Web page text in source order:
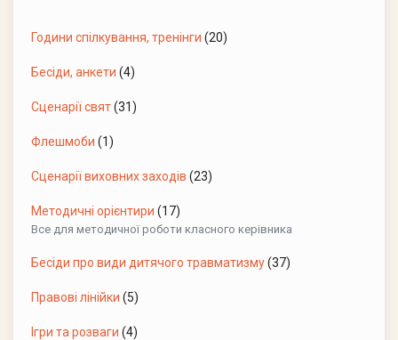
Години спілкування, тренінги (20)
Бесіди, анкети (4)
Сценарії свят(31)
Флешмоби (1)
Сценарії виховних заходів (23)
Методичні орієнтири (17)
Все для методичної роботи класного керівника
Бесіди про види дитячого травматизму(37)
Правові лінійки (5)
Ігри та розваги (4)